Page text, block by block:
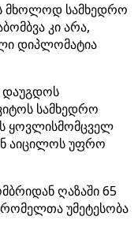
მხოლოდ სამხედრო
კი არა,
დიპლომატია
დაუგდოს
სამხედრო
ყოვლისმომცველ
აიცილოს უფრო
ღაზაში 65
უმეტესობა